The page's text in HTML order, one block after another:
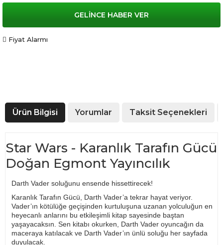
GELİNCE HABER VER
Fiyat Alarmı
Ürün Bilgisi Yorumlar Taksit Seçenekleri
Star Wars - Karanlık Tarafın Gücü
Doğan Egmont Yayıncılık
Darth Vader soluğunu ensende hissettirecek!
Karanlık Tarafın Gücü, Darth Vader’a tekrar hayat veriyor.
Vader’ın kötülüğe geçişinden kurtuluşuna uzanan yolculuğun en
heyecanlı anlarını bu etkileşimli kitap sayesinde baştan
yaşayacaksın. Sen kitabı okurken, Darth Vader oyuncağın da
maceraya katılacak ve Darth Vader’ın ünlü soluğu her sayfada
duyulacak.